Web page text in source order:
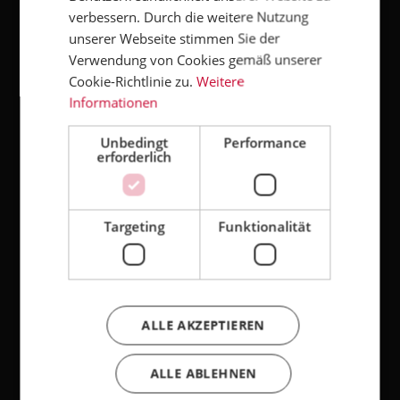
Gutschein
| Dresdner
Backschul
e Brot-,
Gebäck-
oder
Kuchenkur
regulärer preis:
100,00 €*
Gutschein
| Dresdner
Backschul
Stollenbac
Stollenbac
kkurs mit
Ähnliche Produkte
Tipp
verbessern. Durch die weitere Nutzung
unserer Webseite stimmen Sie der
Verwendung von Cookies gemäß unserer
Cookie-Richtlinie zu.Weitere
Informationen
Unbedingt
erforderlich
Performance
Targeting Funktionalität
ALLE AKZEPTIEREN
ALLE ABLEHNEN